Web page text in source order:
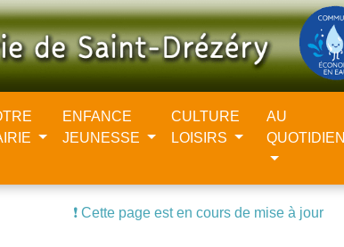
ENFANCE
JEUNESSE
CULTURE
LOISIRS
AU
QUOTIDIEN
❗️ Cette page est en cours de mise à jour